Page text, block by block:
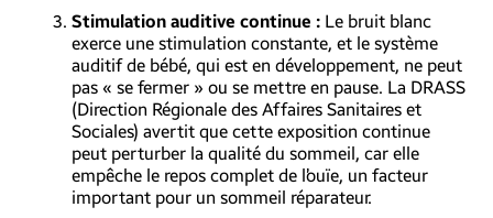
Stimulation auditive continue : Le bruit blanc
exerce une stimulation constante, et le système
auditif de bébé, qui est en développement, ne peut
pas « se fermer » ou se mettre en pause. La DRASS
(Direction Régionale des Affaires Sanitaires et
Sociales) avertit que cette exposition continue
peut perturber la qualité du sommeil, car elle
empêche le repos complet de l’ouïe, un facteur
important pour un sommeil réparateur.